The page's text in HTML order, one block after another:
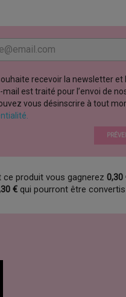
recevoir la newsletter et
mail est traité pour l’envoi de
vous désinscrire à tout
ce produit vous gagnerez0,30
€ qui pourront être